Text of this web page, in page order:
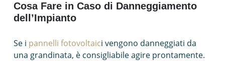
Cosa Fare in Caso di Danneggiamento
dell’Impianto
Se i pannelli fotovoltaici vengono danneggiati da
una grandinata, è consigliabile agire prontamente.